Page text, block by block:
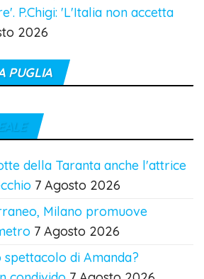
P.Chigi: 'L'Italia non accetta
2026
PUGLIA
della Taranta anche l'attrice
7 Agosto 2026
Milano promuove
7 Agosto 2026
di Amanda?